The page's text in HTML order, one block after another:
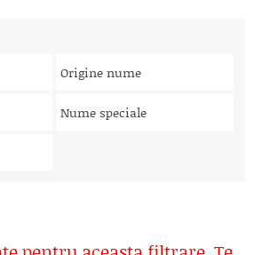
Origine nume
Nume speciale